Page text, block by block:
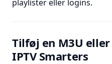
playlister eller logins.
Tilføj en M3U
IPTV Smarters